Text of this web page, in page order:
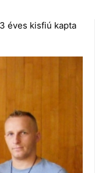
éves kisfiú kapta